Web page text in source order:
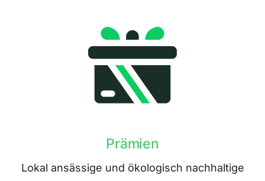
Prämien
Lokal ansässige und ökologisch nachhaltige